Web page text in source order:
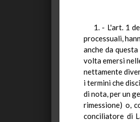
1. - L'art. 1
processuali,
anche da
volta emersi
nettamente
i termini che
di nota, per un
rimessione) o,
conciliatore di